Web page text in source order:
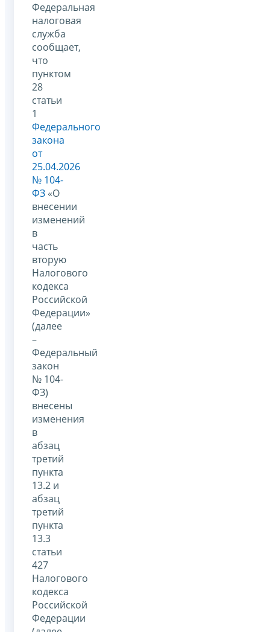
Федеральная
налоговая
служба
сообщает,
что
пунктом
28
статьи
1
Федерального
закона
от
25.04.2026
№ 104-
ФЗ «О
внесении
изменений
в
часть
вторую
Налогового
кодекса
Российской
Федерации»
(далее
–
Федеральный
закон
№ 104-
ФЗ)
внесены
изменения
в
абзац
третий
пункта
13.2 и
абзац
третий
пункта
13.3
статьи
427
Налогового
кодекса
Российской
Федерации